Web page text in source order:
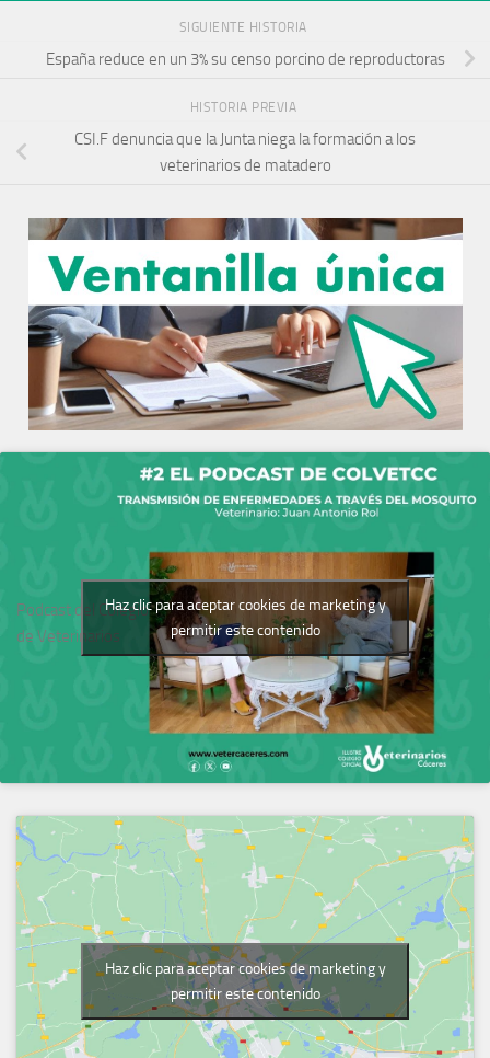
SIGUIENTE HISTORIA
España reduce en un 3% su censo porcino de reproductoras
HISTORIA PREVIA
CSI.F denuncia que la Junta niega la formación a los
veterinarios de matadero
Podcast del Colegio
de Veterinarios
Haz clic para aceptar cookies de marketing y
permitir este contenido
Haz clic para aceptar cookies de marketing y
permitir este contenido